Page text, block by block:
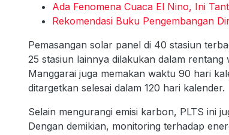
Ada Fenomena Cuaca El Nino, Ini
Rekomendasi Buku Pengembangan
Pemasangan solar panel di 40 stasiun
25 stasiun lainnya dilakukan dalam
Manggarai juga memakan waktu 90 hari
ditargetkan selesai dalam 120 hari kalender.
Selain mengurangi emisi karbon, PLTS ini
Dengan demikian, monitoring terhadap